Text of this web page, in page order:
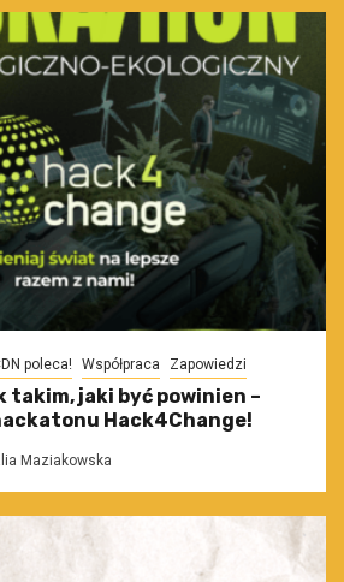
poleca! Współpraca Zapowiedzi
takim, jaki być powinien –
Hack4Change!
Maziakowska